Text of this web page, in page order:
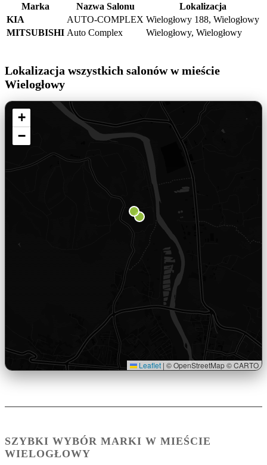
Marka Nazwa Salonu
Lokalizacja
KIA
AUTO-COMPLEX Wielogłowy 188, Wielogłowy
MITSUBISHI Auto Complex Wielogłowy, Wielogłowy
Lokalizacja wszystkich salonów w mieście
Wielogłowy
+
−
Leaflet | © OpenStreetMap © CARTO
SZYBKI WYBÓR MARKI W MIEŚCIE
WIELOGŁOWY